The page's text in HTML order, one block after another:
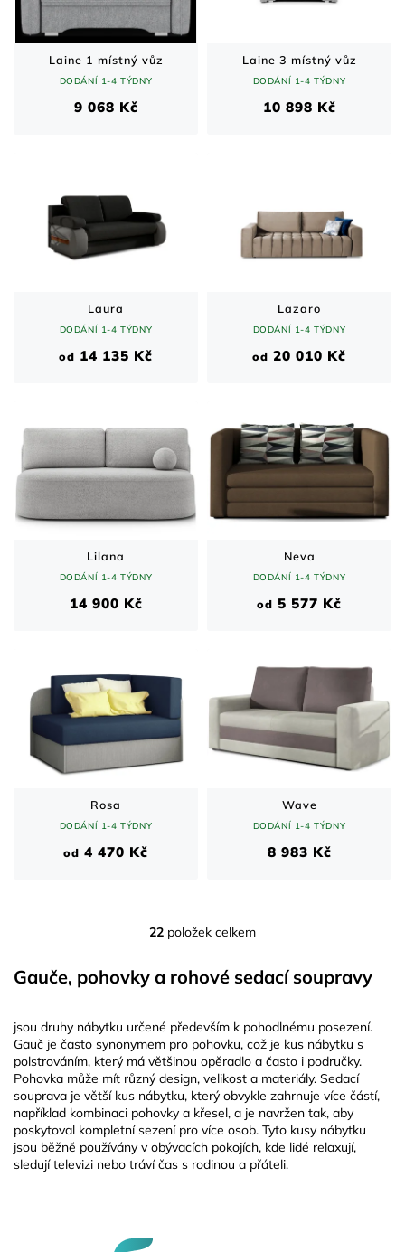
Laine 1 místný vůz
DODÁNÍ 1-4 TÝDNY
9 068 Kč
Laine 3 místný vůz
DODÁNÍ 1-4 TÝDNY
10 898 Kč
Laura
DODÁNÍ 1-4 TÝDNY
od 14 135 Kč
Lazaro
DODÁNÍ 1-4 TÝDNY
od 20 010 Kč
Lilana
DODÁNÍ 1-4 TÝDNY
14 900 Kč
Neva
DODÁNÍ 1-4 TÝDNY
od 5 577 Kč
Rosa
DODÁNÍ 1-4 TÝDNY
od 4 470 Kč
Wave
DODÁNÍ 1-4 TÝDNY
8 983 Kč
O
l
á
a
c
í
p
r
v
k
y
v
22 položek celkem
Gauče, pohovky a rohové sedací soupravy
jsou druhy nábytku určené především k pohodlnému posezení.
Gauč je často synonymem pro pohovku, což je kus nábytku s
polstrováním, který má většinou opěradlo a často i područky.
Pohovka může mít různý design, velikost a materiály. Sedací
souprava je větší kus nábytku, který obvykle zahrnuje více částí,
například kombinaci pohovky a křesel, a je navržen tak, aby
poskytoval kompletní sezení pro více osob. Tyto kusy nábytku
jsou běžně používány v obývacích pokojích, kde lidé relaxují,
sledují televizi nebo tráví čas s rodinou a přáteli.